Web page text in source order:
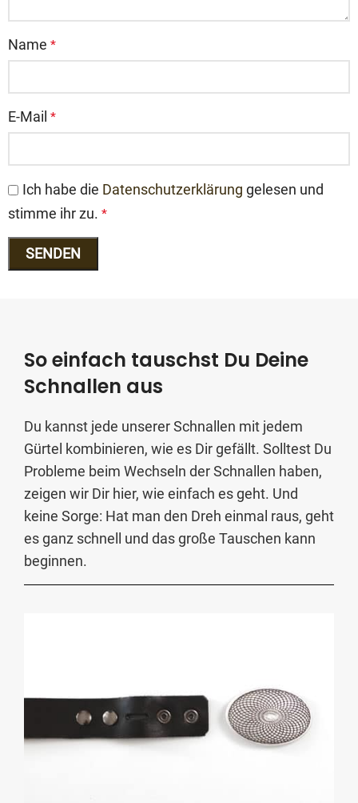
Name *
E-Mail *
Ich habe die Datenschutzerklärung gelesen und
stimme ihr zu. *
So einfach tauschst Du Deine
Schnallen aus
Du kannst jede unserer Schnallen mit jedem
Gürtel kombinieren, wie es Dir gefällt. Solltest Du
Probleme beim Wechseln der Schnallen haben,
zeigen wir Dir hier, wie einfach es geht. Und
keine Sorge: Hat man den Dreh einmal raus, geht
es ganz schnell und das große Tauschen kann
beginnen.